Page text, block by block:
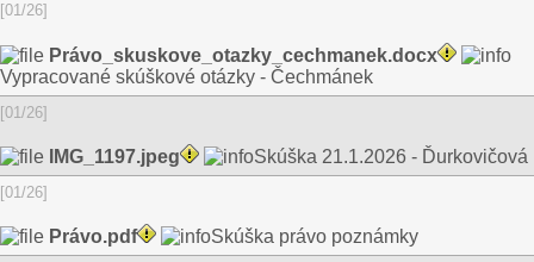
[01/26]
Právo_skuskove_otazky_cechmanek.docx
Vypracované skúškové otázky - Čechmánek
[01/26]
IMG_1197.jpeg Skúška 21.1.2026 - Ďurkovičová
[01/26]
Právo.pdf Skúška právo poznámky